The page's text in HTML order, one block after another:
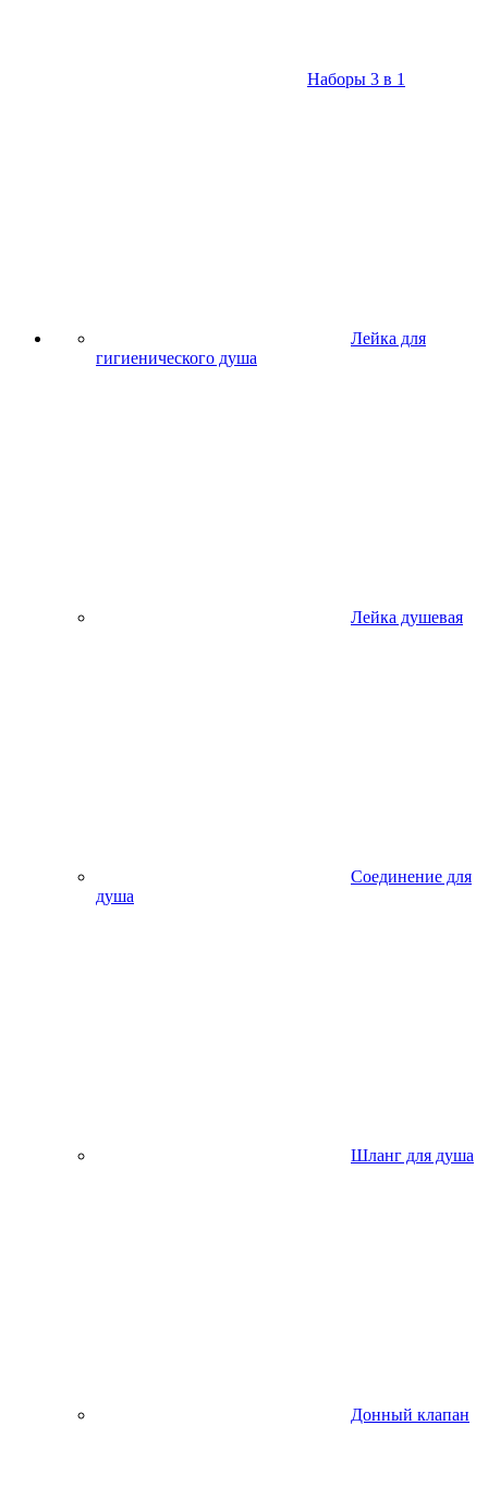
Наборы 3 в 1
Лейка для
гигиенического душа
Лейка душевая
Соединение для
душа
Шланг для душа
Донный клапан